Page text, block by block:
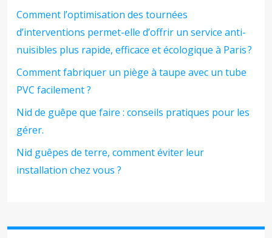
Comment l’optimisation des tournées
d’interventions permet-elle d’offrir un service anti-
nuisibles plus rapide, efficace et écologique à Paris ?
Comment fabriquer un piège à taupe avec un tube
PVC facilement ?
Nid de guêpe que faire : conseils pratiques pour les
gérer.
Nid guêpes de terre, comment éviter leur
installation chez vous ?